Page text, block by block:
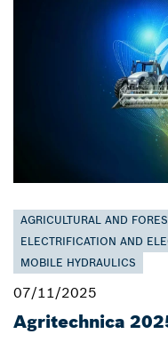
AGRICULTURAL AND
ELECTRIFICATION AND
MOBILE HYDRAULICS
07/11/2025
Agritechnica